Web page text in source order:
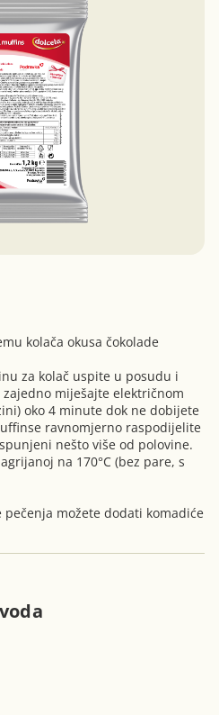
kolača okusa čokolade
za kolač uspite u posudu i
miješajte električnom
oko 4 minute dok ne dobijete
ravnomjerno raspodijelite
nešto više od polovine.
na 170°C (bez pare, s
možete dodati komadiće